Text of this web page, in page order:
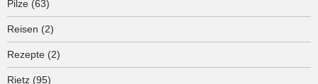
Pilze (63)
Reisen (2)
Rezepte (2)
Rietz (95)